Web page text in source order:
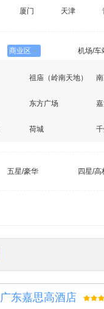
厦门 天津
商业区 机场/车
祖庙（岭南天地）
东方广场
荷城
五星/豪华 四星/高
广东嘉思高酒店